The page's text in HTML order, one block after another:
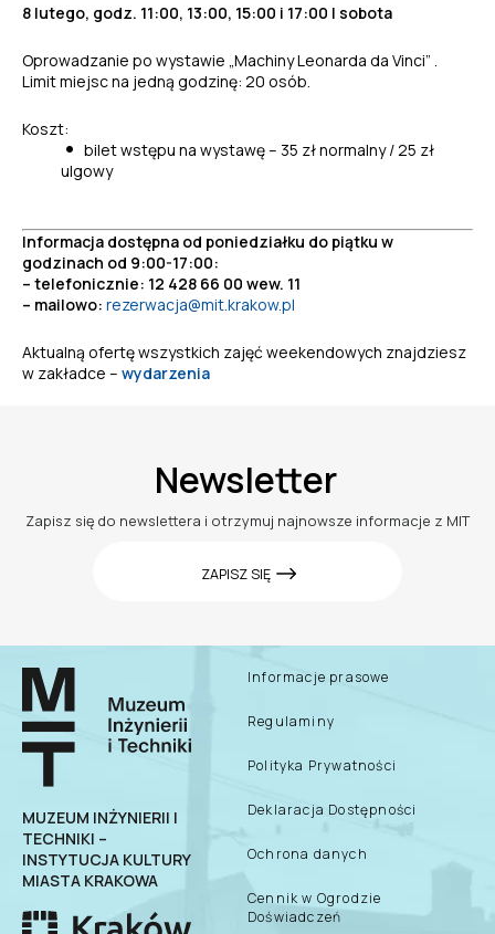
8 lutego, godz. 11:00, 13:00, 15:00 i 17:00 | sobota
Oprowadzanie po wystawie „Machiny Leonarda da Vinci” .
Limit miejsc na jedną godzinę: 20 osób.
Koszt:
bilet wstępu na wystawę – 35 zł normalny / 25 zł
ulgowy
Informacja dostępna od poniedziałku do piątku w
godzinach od 9:00-17:00:
– telefonicznie: 12 428 66 00 wew. 11
– mailowo: rezerwacja@mit.krakow.pl
Aktualną ofertę wszystkich zajęć weekendowych znajdziesz
w zakładce – wydarzenia
Newsletter
Zapisz się do newslettera i otrzymuj najnowsze informacje z MIT
ZAPISZ SIĘ
MUZEUM INŻYNIERII I
TECHNIKI –
INSTYTUCJA KULTURY
MIASTA KRAKOWA
Informacje prasowe
Regulaminy
Polityka Prywatności
Deklaracja Dostępności
Ochrona danych
Cennik w Ogrodzie
Doświadczeń